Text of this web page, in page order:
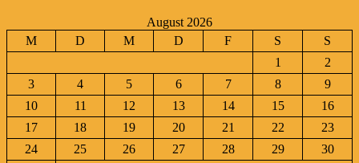
August 2026
M
D M D F S
S
1
2
3
4 5 6 7 8
9
10
11 12 13 14 15
16
17
18 19 20 21 22
23
24
25 26 27 28 29
30